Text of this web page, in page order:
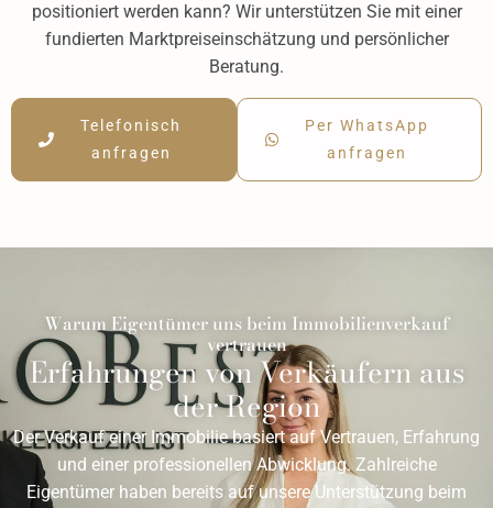
positioniert werden kann? Wir unterstützen Sie mit einer
fundierten Marktpreiseinschätzung und persönlicher
Beratung.
Telefonisch
anfragen
Per WhatsApp
anfragen
Warum Eigentümer uns beim Immobilienverkauf
vertrauen
Erfahrungen von Verkäufern aus
der Region
Der Verkauf einer Immobilie basiert auf Vertrauen, Erfahrung
und einer professionellen Abwicklung. Zahlreiche
Eigentümer haben bereits auf unsere Unterstützung beim